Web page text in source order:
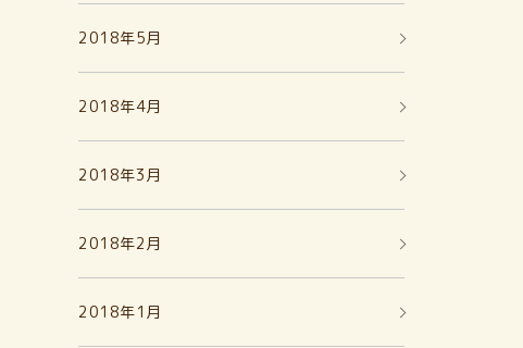
2018年5月
2018年4月
2018年3月
2018年2月
2018年1月